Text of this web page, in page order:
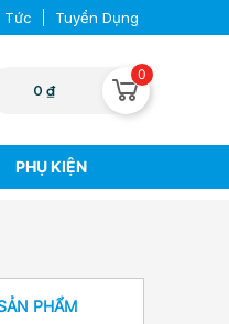
Tức Tuyển Dụng
0 ₫
0
PHỤ KIỆN
PHẨM